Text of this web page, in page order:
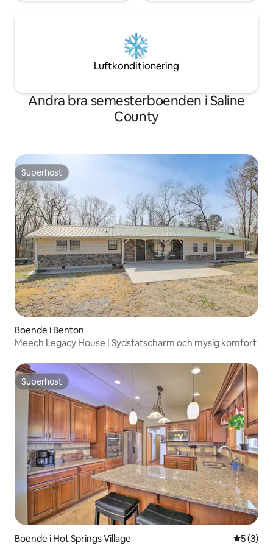
Luftkonditionering
Andra bra semesterboenden i Saline
County
Superhost
Superhost
Boende i Benton
Meech Legacy House | Sydstatscharm och mysig komfort
Superhost
Superhost
Boende i Hot Springs Village 5 av 5 i
5 (3)